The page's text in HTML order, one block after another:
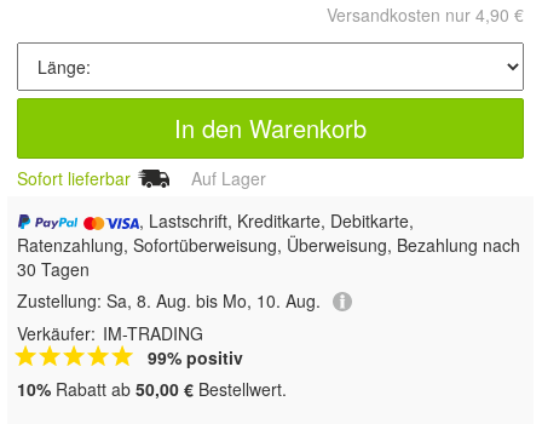
Versandkosten nur 4,90 €
In den Warenkorb
Sofort lieferbar
Auf Lager
, Lastschrift, Kreditkarte, Debitkarte,
Ratenzahlung, Sofortüberweisung, Überweisung, Bezahlung nach
30 Tagen
Zustellung: Sa, 8. Aug. bis Mo, 10. Aug.
Verkäufer: IM-TRADING
99% positiv
10% Rabatt ab 50,00 € Bestellwert.